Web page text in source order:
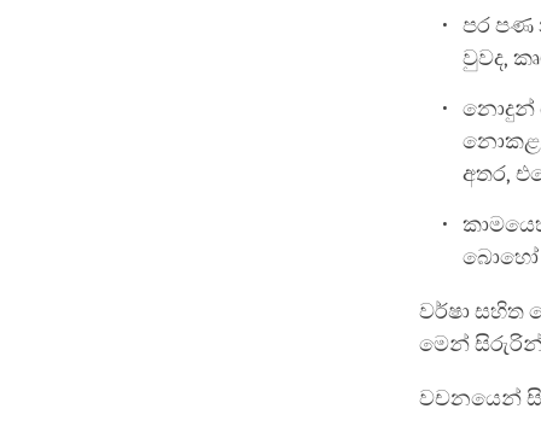
පර පණ
වුවද,
නොදුන්
අතර,
බොහෝ
වර්ෂා සහිත
මෙන් සිරුරින්
වචනයෙන්